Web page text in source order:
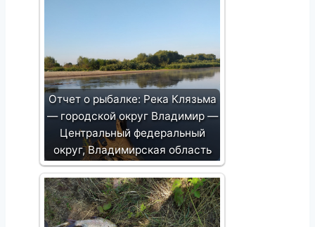
Отчет о рыбалке: Река Клязьма
— городской округ Владимир —
Центральный федеральный
округ, Владимирская область